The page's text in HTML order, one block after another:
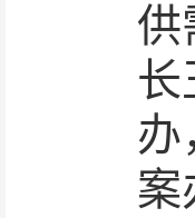
供
长
办
案